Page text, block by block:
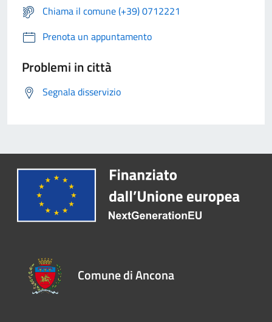
Chiama il comune (+39) 0712221
Prenota un appuntamento
Problemi in città
Segnala disservizio
Comune di Ancona